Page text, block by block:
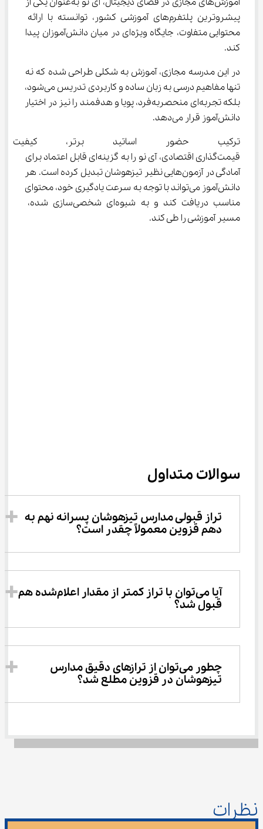
پیشروترین پلتفرم‌های آموزشی کشور، توانسته با ارائه
محتوایی متفاوت، جایگاه ویژه‌ای در میان دانش‌آموزان پیدا
کند.
در این مدرسه مجازی، آموزش به شکلی طراحی شده که نه
تنها مفاهیم درسی به زبان ساده و کاربردی تدریس می‌شود،
بلکه تجربه‌ای منحصربه‌فرد، پویا و هدفمند را نیز در اختیار
دانش‌آموز قرار می‌دهد.
ترکیب حضور اساتید برتر،
قیمت‌گذاری اقتصادی، آی‌ نو را به گزینه‌ای قابل اعتماد برای
آمادگی در آزمون‌هایی نظیر تیزهوشان تبدیل کرده است. هر
دانش‌آموز می‌تواند با توجه به سرعت یادگیری خود، محتوای
مناسب دریافت کند و به شیوه‌ای شخصی‌سازی شده،
مسیر آموزشی را طی کند.
سوالات متداول
تراز قبولی مدارس تیزهوشان پسرانه نهم به
دهم قزوین معمولاً چقدر است؟
آیا می‌توان با تراز کمتر از مقدار اعلام‌شده هم
قبول شد؟
چطور می‌توان از ترازهای دقیق مدارس
تیزهوشان در قزوین مطلع شد؟
نظرات